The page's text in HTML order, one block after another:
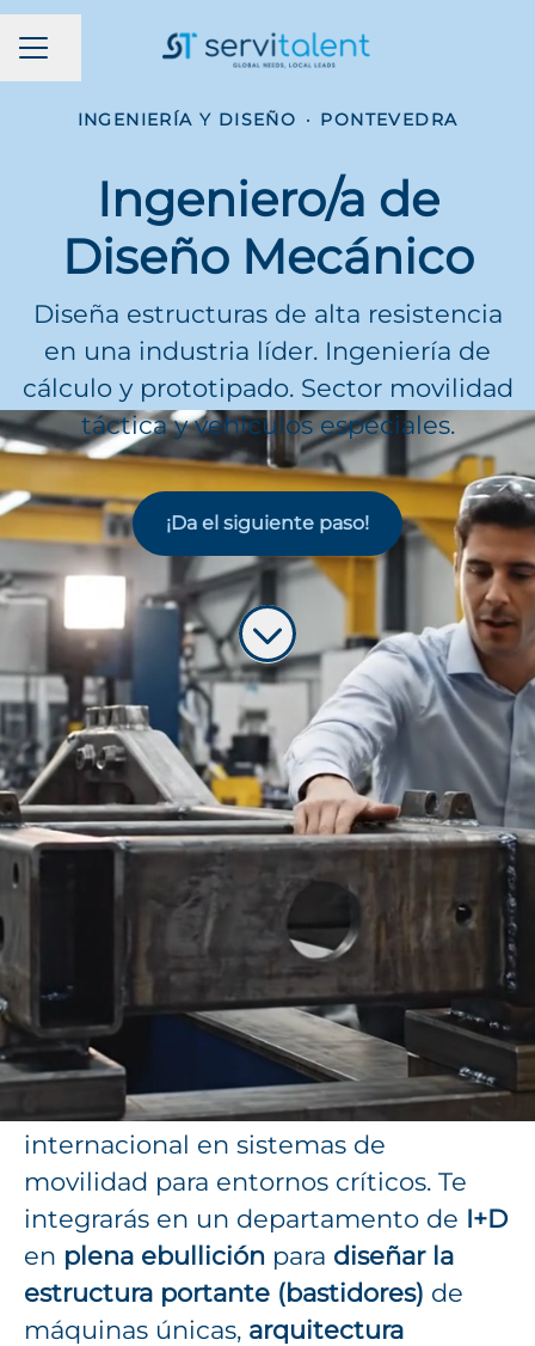
MENÚ DE EMPLEO
Compartir página
INGENIERÍA Y DISEÑO · PONTEVEDRA
Ingeniero/a de
Diseño Mecánico
Diseña estructuras de alta resistencia
en una industria líder. Ingeniería de
cálculo y prototipado. Sector movilidad
táctica y vehículos especiales.
¡Da el siguiente paso!
¿Buscas un proyecto donde la
ingeniería no se queda en la pantalla?
Desde
Servitalent
, seleccionamos un/a
Ingeniero/a de diseño mecánicopara
una de las
empresas industriales más
potentes y punterasen el sector de la
movilidad táctica y vehículos
especiales.
Hablamos de una referencia
internacional en sistemas de
movilidad para entornos críticos. Te
integrarás en un departamento de I+D
en plena ebullición para diseñar la
estructura portante (bastidores) de
máquinas únicas, arquitectura